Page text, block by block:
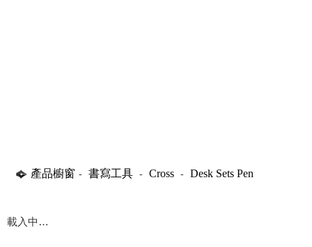
產品櫥窗 - 書寫工具 - Cross - Desk Sets Pen
載入中…